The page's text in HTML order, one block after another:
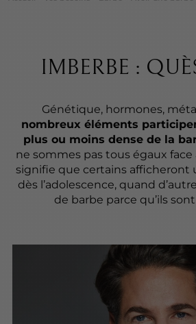
IMBERBE :
Génétique, hormones,
nombreux éléments
plus ou moins dense de la
ne sommes pas tous égaux face
signifie que certains afficheront
dès l’adolescence, quand
de barbe parce qu’ils